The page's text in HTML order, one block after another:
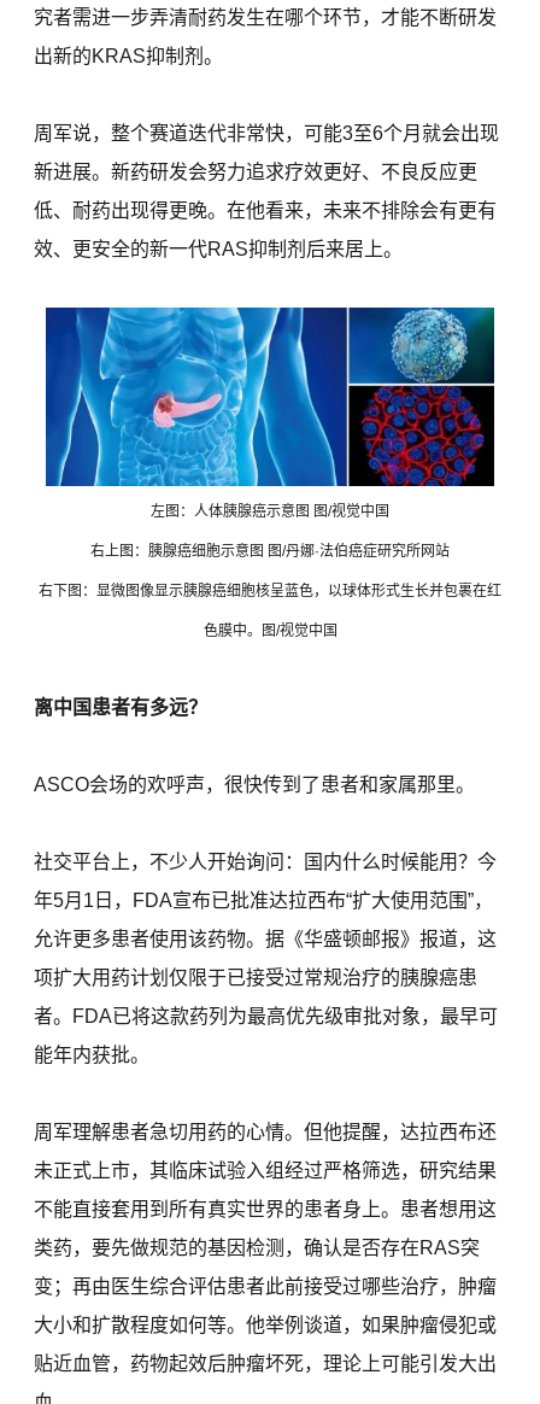
究者需进一步弄清耐药发生在哪个环节，才能不断研发
出新的KRAS抑制剂。
周军说，整个赛道迭代非常快，可能3至6个月就会出现
新进展。新药研发会努力追求疗效更好、不良反应更
低、耐药出现得更晚。在他看来，未来不排除会有更有
效、更安全的新一代RAS抑制剂后来居上。
左图：人体胰腺癌示意图 图/视觉中国
右上图：胰腺癌细胞示意图 图/丹娜·法伯癌症研究所网站
右下图：显微图像显示胰腺癌细胞核呈蓝色，以球体形式生长并包裹在红
色膜中。图/视觉中国
离中国患者有多远？
ASCO会场的欢呼声，很快传到了患者和家属那里。
社交平台上，不少人开始询问：国内什么时候能用？今
年5月1日，FDA宣布已批准达拉西布“扩大使用范围”，
允许更多患者使用该药物。据《华盛顿邮报》报道，这
项扩大用药计划仅限于已接受过常规治疗的胰腺癌患
者。FDA已将这款药列为最高优先级审批对象，最早可
能年内获批。
周军理解患者急切用药的心情。但他提醒，达拉西布还
未正式上市，其临床试验入组经过严格筛选，研究结果
不能直接套用到所有真实世界的患者身上。患者想用这
类药，要先做规范的基因检测，确认是否存在RAS突
变；再由医生综合评估患者此前接受过哪些治疗，肿瘤
大小和扩散程度如何等。他举例谈道，如果肿瘤侵犯或
贴近血管，药物起效后肿瘤坏死，理论上可能引发大出